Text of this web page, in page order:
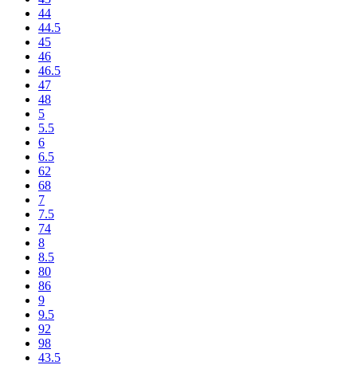
44
44.5
45
46
46.5
47
48
5
5.5
6
6.5
62
68
7
7.5
74
8
8.5
80
86
9
9.5
92
98
43.5